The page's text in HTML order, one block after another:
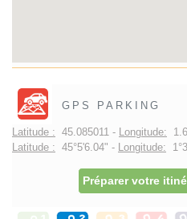
GPS PARKING
Latitude : 45.085011 - Longitude:
Latitude : 45°5'6.04" - Longitude:
Préparer votre